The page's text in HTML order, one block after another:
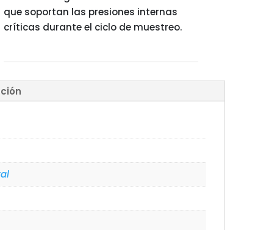
que soportan las presiones internas
críticas durante el ciclo de muestreo.